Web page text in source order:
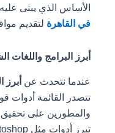
الأساس الذي يبنى عليه
في القاهرةلتقديم مواقع
أبرز البرامج واللغات
عندما نتحدث عنأبرز
تتصدر القائمة أدوات
والمطورين على تحقيق